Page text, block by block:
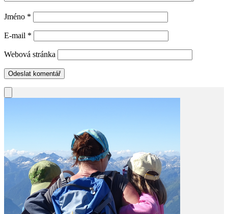
Jméno *
E-mail *
Webová stránka